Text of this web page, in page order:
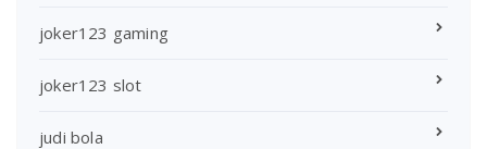
joker123 gaming
joker123 slot
judi bola